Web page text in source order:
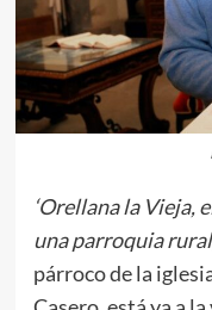
‘Orellana la Vieja,
una parroquia
párroco de la